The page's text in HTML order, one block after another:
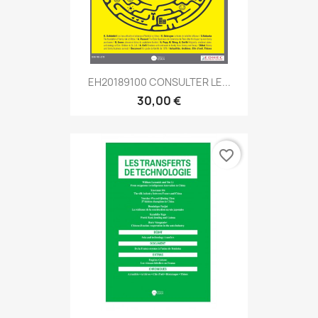
EH20189100 CONSULTER LE...
30,00 €
favorite_border